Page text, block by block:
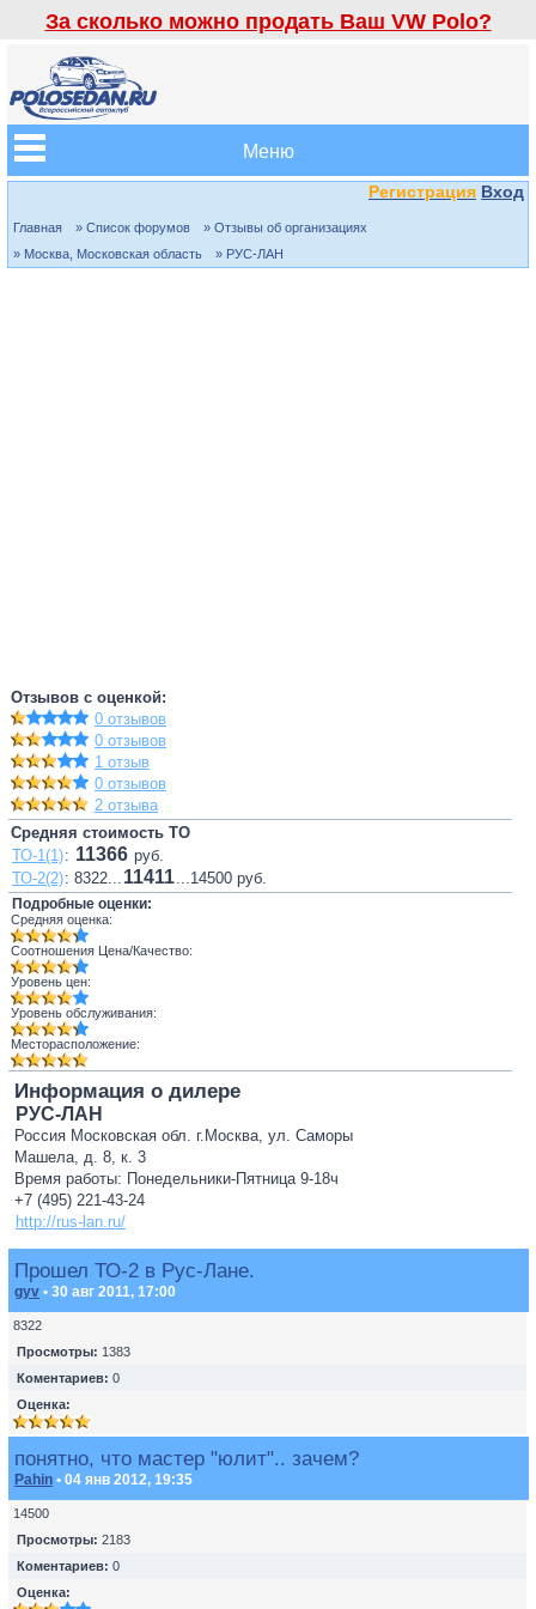
За сколько можно продать Ваш VW Polo?
Меню
Регистрация Вход
Главная » Список форумов
» Отзывы об организациях
» Москва, Московская область
» РУС-ЛАН
Отзывов с оценкой:
0 отзывов
0 отзывов
1 отзыв
0 отзывов
2 отзыва
Средняя стоимость ТО
ТО-1(1): 11366 руб.
ТО-2(2): 8322... 11411...14500 руб.
Подробные оценки:
Средняя оценка:
Соотношения Цена/Качество:
Уровень цен:
Уровень обслуживания:
Месторасположение:
Информация о дилере
РУС-ЛАН
Россия Московская обл. г.Москва, ул. Саморы
Машела, д. 8, к. 3
Время работы: Понедельники-Пятница 9-18ч
+7 (495) 221-43-24
http://rus-lan.ru/
Прошел ТО-2 в Рус-Лане.
gyv • 30 авг 2011, 17:00
8322
Просмотры: 1383
Коментариев: 0
Оценка:
понятно, что мастер "юлит".. зачем?
Pahin • 04 янв 2012, 19:35
14500
Просмотры: 2183
Коментариев: 0
Оценка: